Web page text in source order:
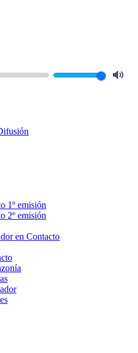
1º emisión
2º emisión
en Contacto